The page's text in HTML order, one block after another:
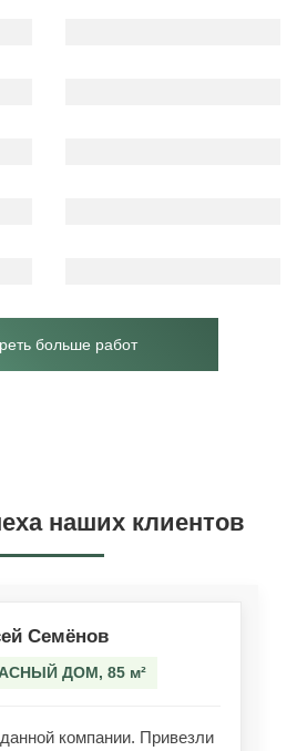
больше работ
наших клиентов
Семёнов
ДОМ, 85 м²
компании. Привезли